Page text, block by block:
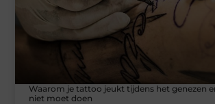
Waarom je tattoo jeukt tijdens het genezen
niet moet doen